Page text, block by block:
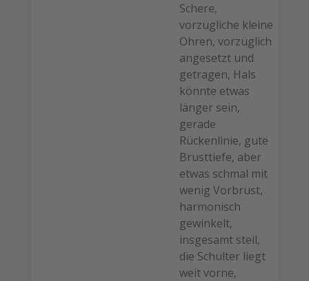
Schere,
vorzügliche kleine
Ohren, vorzüglich
angesetzt und
getragen, Hals
könnte etwas
länger sein,
gerade
Rückenlinie, gute
Brusttiefe, aber
etwas schmal mit
wenig Vorbrust,
harmonisch
gewinkelt,
insgesamt steil,
die Schulter liegt
weit vorne,